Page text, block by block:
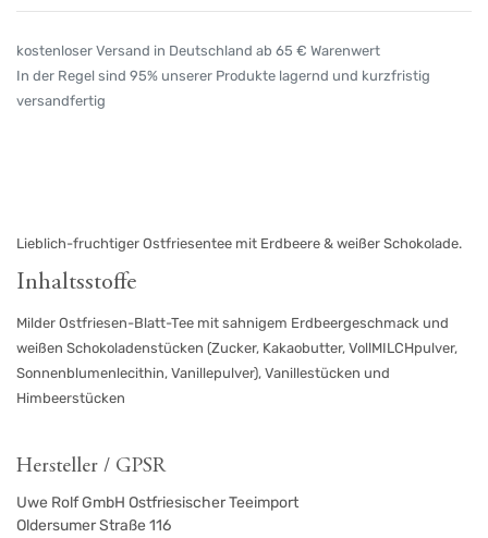
kostenloser Versand in Deutschland ab 65 € Warenwert
In der Regel sind 95% unserer Produkte lagernd und kurzfristig
versandfertig
Lieblich-fruchtiger Ostfriesentee mit Erdbeere & weißer Schokolade.
Inhaltsstoffe
Milder Ostfriesen-Blatt-Tee mit sahnigem Erdbeergeschmack und
weißen Schokoladenstücken (Zucker, Kakaobutter, VollMILCHpulver,
Sonnenblumenlecithin, Vanillepulver), Vanillestücken und
Himbeerstücken
Hersteller / GPSR
Uwe Rolf GmbH Ostfriesischer Teeimport
Oldersumer Straße 116